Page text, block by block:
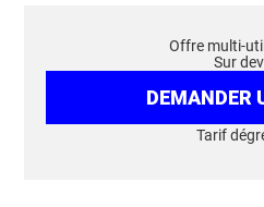
Offre multi-
Sur
DEMANDER
Tarif